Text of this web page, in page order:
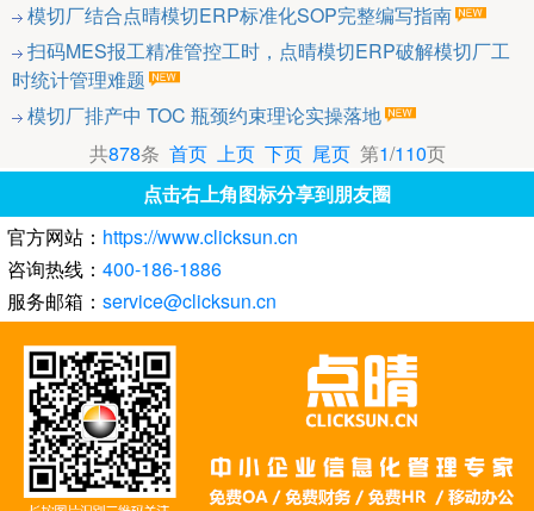
模切厂结合点晴模切ERP标准化SOP完整编写指南
扫码MES报工精准管控工时，点晴模切ERP破解模切厂工
时统计管理难题
模切厂排产中 TOC 瓶颈约束理论实操落地
共878条 首页 上页 下页 尾页第1/110页
点击右上角图标分享到朋友圈
官方网站： https://www.clicksun.cn
咨询热线： 400-186-1886
服务邮箱： service@clicksun.cn